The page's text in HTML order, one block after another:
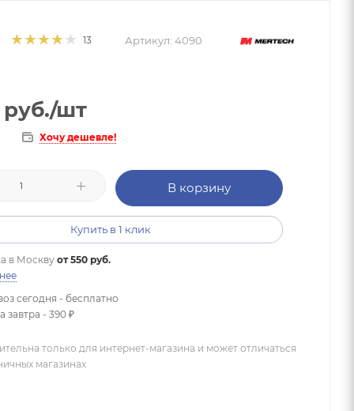
13 Артикул: 4090
руб./шт
Хочу дешевле!
В корзину
Купить в 1 клик
в Москву от 550 руб.
сегодня - бесплатно
завтра - 390 ₽
только для интернет-магазина и может отличаться
магазинах